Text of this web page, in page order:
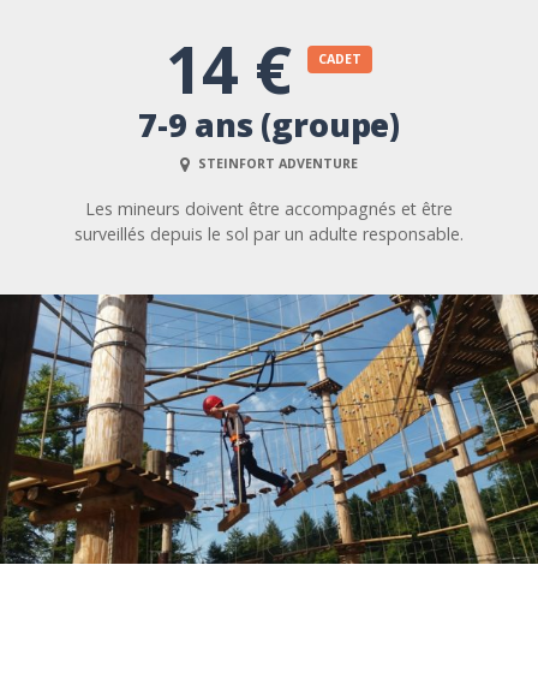
14 € CADET
7-9 ans (groupe)
STEINFORT ADVENTURE
Les mineurs doivent être accompagnés et être
surveillés depuis le sol par un adulte responsable.